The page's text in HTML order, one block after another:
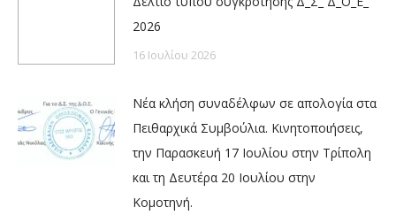
2026
16 Ιουλίου 2026
Νέα κλήση συναδέλφων σε απολογία στα
Πειθαρχικά Συμβούλια. Κινητοποιήσεις,
την Παρασκευή 17 Ιουλίου στην Τρίπολη
και τη Δευτέρα 20 Ιουλίου στην
Κομοτηνή.